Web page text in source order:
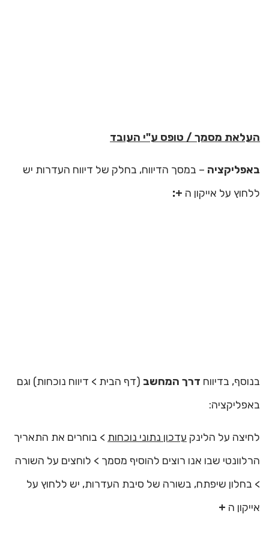
העלאת מסמך / טופס ע"י העובד
באפליקציה – במסך הדיווח, בחלק של דיווח העדרות יש
ללחוץ על אייקון ה +:
בנוסף, בדיווח דרך המחשב (דף הבית > דיווח נוכחות) וגם
באפליקציה:
לחיצה על הלינק עדכון נתוני נוכחות > בוחרים את התאריך
הרלוונטי שבו אנו רוצים להוסיף מסמך > לוחצים על השורה
> בחלון שיפתח, בשורה של סיבת העדרות, יש ללחוץ על
אייקון ה +